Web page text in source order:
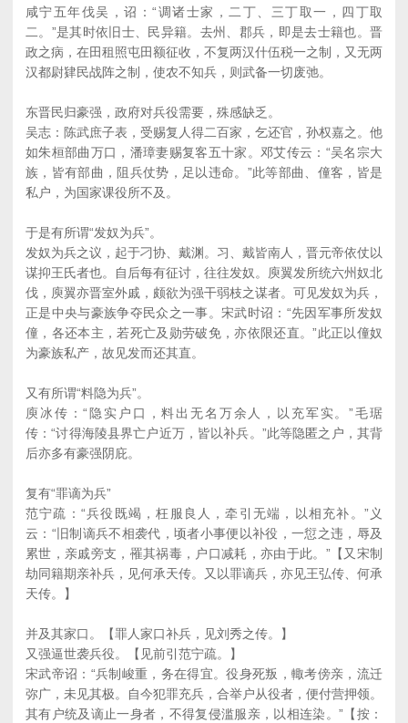
咸宁五年伐吴，诏：“调诸士家，二丁、三丁取一，四丁取
二。”是其时依旧士、民异籍。去州、郡兵，即是去士籍也。晋
政之病，在田租照屯田额征收，不复两汉什伍税一之制，又无两
汉都尉肄民战阵之制，使农不知兵，则武备一切废弛。
东晋民归豪强，政府对兵役需要，殊感缺乏。
吴志：陈武庶子表，受赐复人得二百家，乞还官，孙权嘉之。他
如朱桓部曲万口，潘璋妻赐复客五十家。邓艾传云：“吴名宗大
族，皆有部曲，阻兵仗势，足以违命。”此等部曲、僮客，皆是
私户，为国家课役所不及。
于是有所谓“发奴为兵”。
发奴为兵之议，起于刁协、戴渊。习、戴皆南人，晋元帝依仗以
谋抑王氏者也。自后每有征讨，往往发奴。庾翼发所统六州奴北
伐，庾翼亦晋室外戚，颇欲为强干弱枝之谋者。可见发奴为兵，
正是中央与豪族争夺民众之一事。宋武时诏：“先因军事所发奴
僮，各还本主，若死亡及勋劳破免，亦依限还直。”此正以僮奴
为豪族私产，故见发而还其直。
又有所谓“料隐为兵”。
庾冰传：“隐实户口，料出无名万余人，以充军实。”毛琚
传：“讨得海陵县界亡户近万，皆以补兵。”此等隐匿之户，其背
后亦多有豪强阴庇。
复有“罪谪为兵”
范宁疏：“兵役既竭，枉服良人，牵引无端，以相充补。”义
云：“旧制谪兵不相袭代，顷者小事便以补役，一愆之违，辱及
累世，亲戚旁支，罹其祸毒，户口减耗，亦由于此。”【又宋制
劫同籍期亲补兵，见何承天传。又以罪谪兵，亦见王弘传、何承
天传。】
并及其家口。【罪人家口补兵，见刘秀之传。】
又强逼世袭兵役。【见前引范宁疏。】
宋武帝诏：“兵制峻重，务在得宜。役身死叛，輙考傍亲，流迁
弥广，未见其极。自今犯罪充兵，合举户从役者，便付营押领。
其有户统及谪止一身者，不得复侵滥服亲，以相连染。”【按：